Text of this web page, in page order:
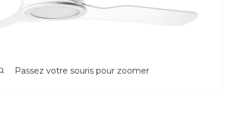
Passez votre souris pour zoomer